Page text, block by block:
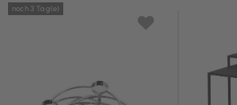
noch 3 Tag(e)